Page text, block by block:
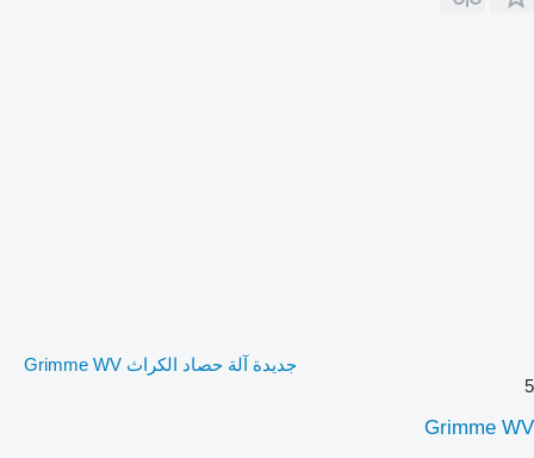
جديدة آلة حصاد الكراث Grimme WV
5
Grimme WV